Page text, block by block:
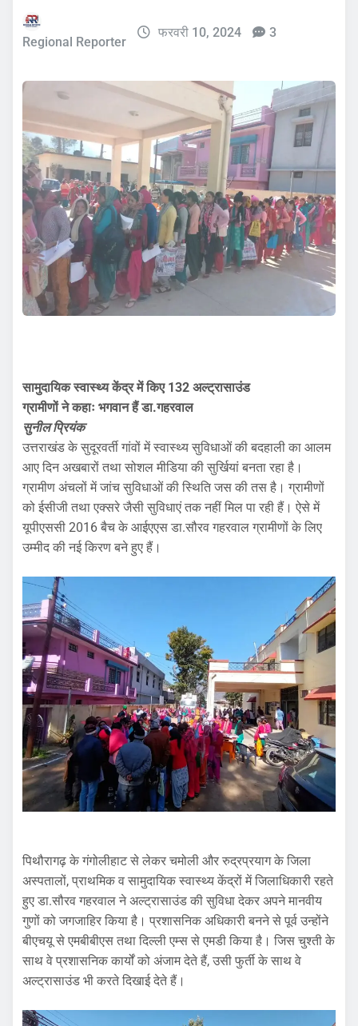
Regional Reporter
फरवरी 10, 2024 3
सामुदायिक स्वास्थ्य केंद्र में किए 132 अल्ट्रासाउंड
ग्रामीणों ने कहाः भगवान हैं डा.गहरवाल
सुनील प्रियंक
उत्तराखंड के सुदूरवर्ती गांवों में स्वास्थ्य सुविधाओं की बदहाली का आलम
आए दिन अखबारों तथा सोशल मीडिया की सुर्खियां बनता रहा है।
ग्रामीण अंचलों में जांच सुविधाओं की स्थिति जस की तस है। ग्रामीणों
को ईसीजी तथा एक्सरे जैसी सुविधाएं तक नहीं मिल पा रही हैं। ऐसे में
यूपीएससी 2016 बैच के आईएएस डा.सौरव गहरवाल ग्रामीणों के लिए
उम्मीद की नई किरण बने हुए हैं।
पिथौरागढ़ के गंगोलीहाट से लेकर चमोली और रुद्रप्रयाग के जिला
अस्पतालों, प्राथमिक व सामुदायिक स्वास्थ्य केंद्रों में जिलाधिकारी रहते
हुए डा.सौरव गहरवाल ने अल्ट्रासाउंड की सुविधा देकर अपने मानवीय
गुणों को जगजाहिर किया है। प्रशासनिक अधिकारी बनने से पूर्व उन्होंने
बीएचयू से एमबीबीएस तथा दिल्ली एम्स से एमडी किया है। जिस चुश्ती के
साथ वे प्रशासनिक कार्यों को अंजाम देते हैं, उसी फुर्ती के साथ वे
अल्ट्रासाउंड भी करते दिखाई देते हैं।